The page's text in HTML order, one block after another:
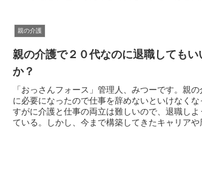
親の介護
親の介護で２０代なのに退職してもい
か？
「おっさんフォース」管理人、みつーです。親の
に必要になったので仕事を辞めないといけなくな
すがに介護と仕事の両立は難しいので、退職しよ
ている。しかし、今まで構築してきたキャリアや